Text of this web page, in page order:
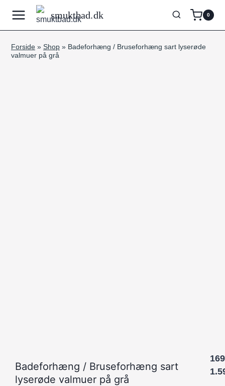
indhold
smuktbad.dk 0
Forside » Shop » Badeforhæng / Bruseforhæng sart lyserøde
valmuer på grå
Badeforhæng / Bruseforhæng sart
lyserøde valmuer på grå